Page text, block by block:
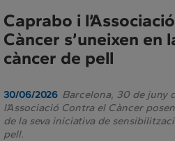
Caprabo i
Càncer s’uneixen en
càncer de pell
30/06/2026 Barcelona, 30 de juny
l’Associació Contra el Càncer
de la seva iniciativa de
pell.